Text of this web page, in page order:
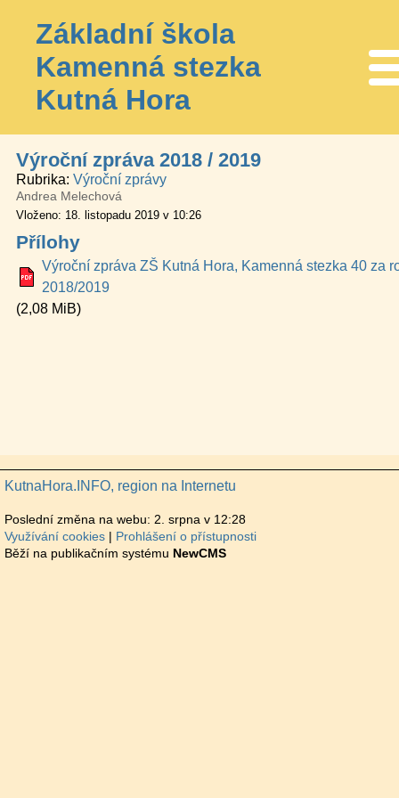
Základní škola
Kamenná stezka
Kutná Hora
Výroční zpráva 2018 / 2019
Rubrika Výroční zprávy
Andrea Melechová
Vloženo: 18. listopadu 2019 v 10:26
Přílohy
Výroční zpráva ZŠ Kutná Hora, Kamenná stezka 40 za
2018/2019
(2,08 MiB)
KutnaHora.INFO, region na Internetu
Poslední změna na webu: 2. srpna v 12:28
Využívání cookies
Prohlášení o přístupnosti
Běží na publikačním systému NewCMS